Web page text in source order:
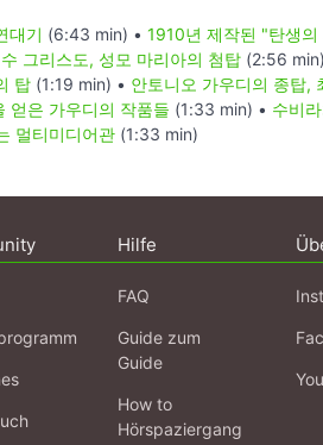
대기 (6:43 min) • 1910년 제작된 "탄생의
그리스도, 성모 마리아의 첨탑 (2:56
탑 (1:19 min) • 안토니오 가우디의 종탑,
얻은 가우디의 작품들 (1:33 min) • 수비
멀티미디어관 (1:33 min)
Hilfe
FAQ
Guide zum
Guide
How to
Hörspaziergang